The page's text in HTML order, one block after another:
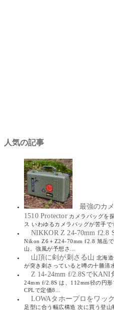
人気の記事
最強のカ
1510 Protector カメラバッグを
ス いわゆるカメラバッグが苦手で
NIKKOR Z 24-70mm f2.8
Nikon Z6＋Z24-70mm f2.8 旭岳
山、強風が予想さ...
山頂に剣が刺さる山 北海
が突き刺さっていると噂の十勝清
Z 14-24mm f/2.8SでKANI
24mm f/2.8S は、112mm径の円
CPLで定価8...
LOWAタホープロをワッ
足型に合う幅広構造 次に買う登山